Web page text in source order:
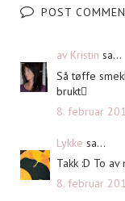
POST
av Kristin sa...
Så tøffe
brukt
8. februar
Lykke sa...
Takk :D To
8. februar